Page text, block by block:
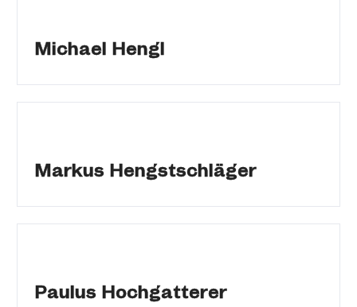
Michael Hengl
Markus Hengstschläger
Paulus Hochgatterer